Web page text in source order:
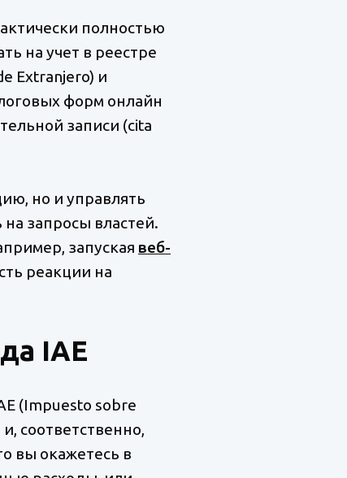
полностью
на учет в реестре
Extranjero) и
форм онлайн
записи (cita
но и управлять
запросы властей.
запуская веб-
реакции на
IAE
(Impuesto sobre
соответственно,
вы окажетесь в